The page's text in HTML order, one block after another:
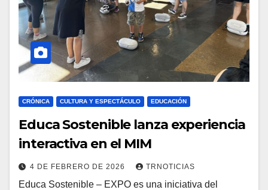
CRÓNICA CULTURA Y ESPECTÁCULO EDUCACIÓN
Educa Sostenible lanza experiencia
interactiva en el MIM
4 DE FEBRERO DE 2026 TRNOTICIAS
Educa Sostenible – EXPO es una iniciativa del